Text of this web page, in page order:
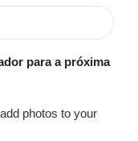
para a próxima
photos to your